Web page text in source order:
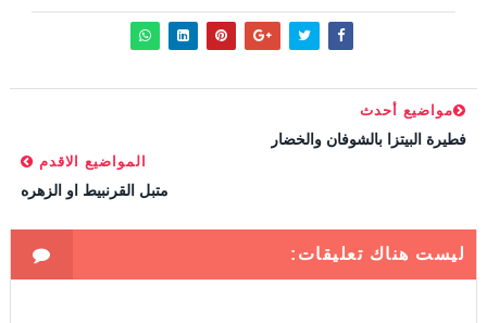
مواضيع أحدث
فطيرة البيتزا بالشوفان والخضار
المواضيع الاقدم
متبل القرنبيط او الزهره
ليست هناك تعليقات: